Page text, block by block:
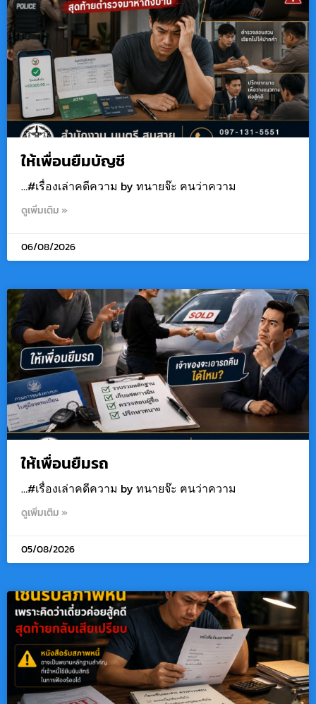
ให้เพื่อนยืมบัญชี
…#เรื่องเล่าคดีความ by ทนายจ๊ะ ฅนว่าความ
ดูเพิ่มเติม »
06/08/2026
ให้เพื่อนยืมรถ
…#เรื่องเล่าคดีความ by ทนายจ๊ะ ฅนว่าความ
ดูเพิ่มเติม »
05/08/2026